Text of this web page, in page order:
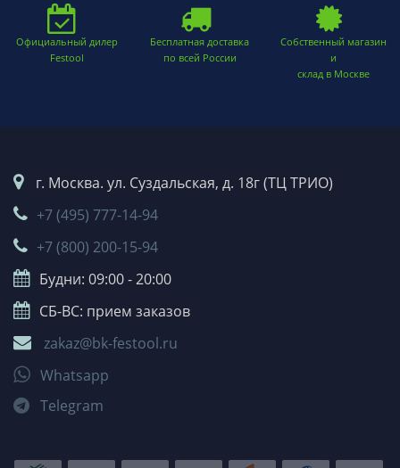
Официальный дилер
Festool
Бесплатная доставка
по всей России
Собственный магазин
и
склад в Москве
г. Москва. ул. Суздальская, д. 18г (ТЦ ТРИО)
+7 (495) 777-14-94
+7 (800) 200-15-94
Будни: 09:00 - 20:00
СБ-ВС: прием заказов
zakaz@bk-festool.ru
Whatsapp
Telegram